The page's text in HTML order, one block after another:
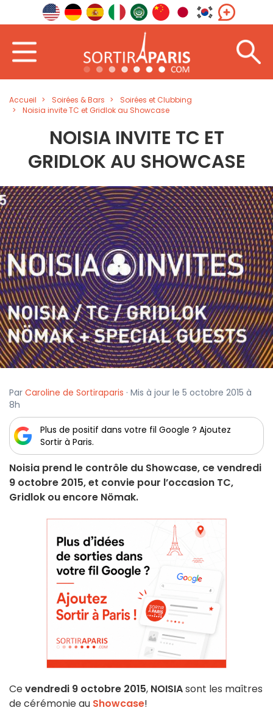
Accueil Soirées & Bars
Soirées et Clubbing
Noisia invite TC et Gridlok au Showcase
NOISIA INVITE TC ET
GRIDLOK AU SHOWCASE
Par Caroline de Sortiraparis · Mis à jour le 5 octobre 2015 à
8h
Plus de positif dans votre fil Google ? Ajoutez
Sortir à Paris.
Noisia prend le contrôle du Showcase, ce vendredi
9 octobre 2015, et convie pour l’occasion TC,
Gridlok ou encore Nömak.
Cevendredi 9 octobre 2015, NOISIAsont les maîtres
de cérémonie au Showcase!